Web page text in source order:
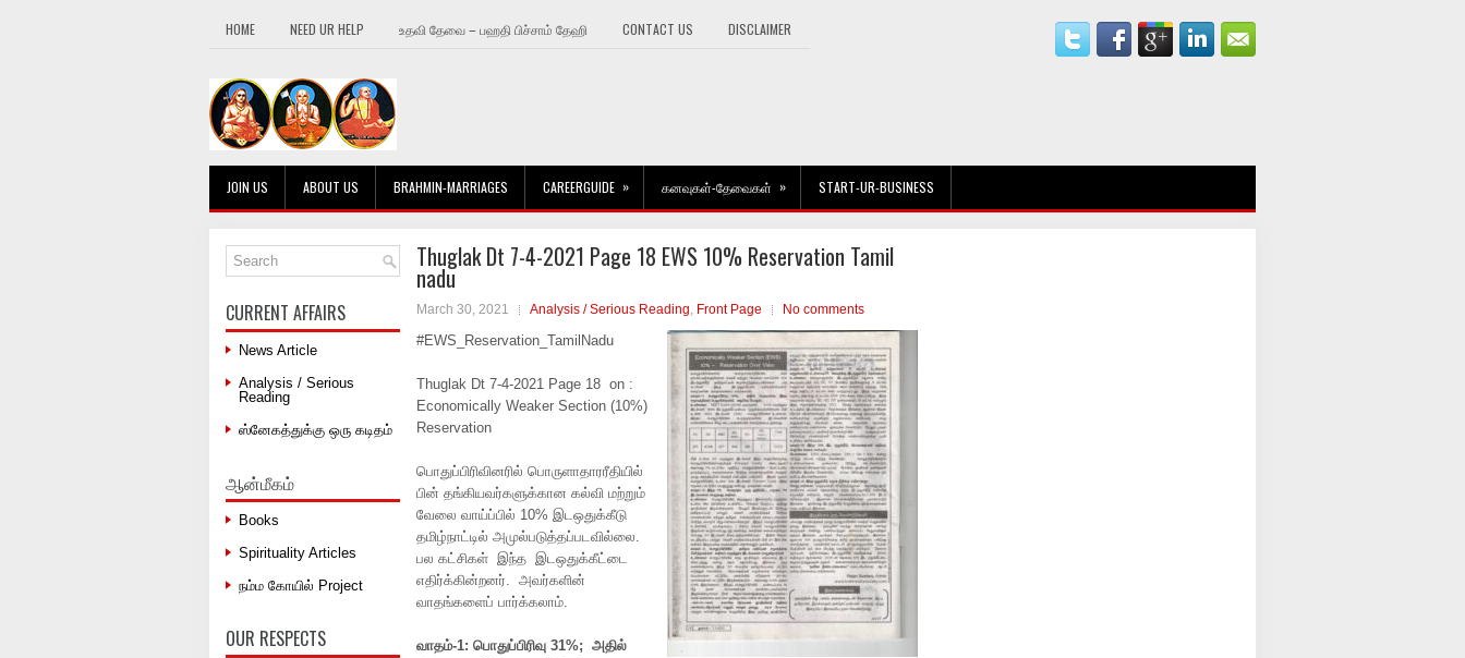
HOME NEED UR HELP உதவி தேவை – பஹதி பிச்சாம் தேஹி CONTACT US DISCLAIMER
JOIN US ABOUT US BRAHMIN-MARRIAGES CAREERGUIDE » கனவுகள்-தேவைகள் » START-UR-BUSINESS
Thuglak Dt 7-4-2021 Page 18 EWS 10% Reservation Tamil
nadu
March 30, 2021 Analysis / Serious Reading, Front Page No comments
#EWS_Reservation_TamilNadu
Thuglak Dt 7-4-2021 Page 18 on :
Economically Weaker Section (10%)
Reservation
பொதுப்பிரிவினரில் பொருளாதாரரீதியில்
பின் தங்கியவர்களுக்கான கல்வி மற்றும்
வேலை வாய்ப்பில் 10% இடஒதுக்கீடு
தமிழ்நாட்டில் அமுல்படுத்தப்படவில்லை.
பல கட்சிகள் இந்த இடஒதுக்கீட்டை
எதிர்க்கின்றனர். அவர்களின்
வாதங்களைப் பார்க்கலாம்.
வாதம்-1: பொதுப்பிரிவு 31%; அதில்
CURRENT AFFAIRS
News Article
Analysis / Serious
Reading
ஸ்னேகத்துக்கு ஒரு கடிதம்
ஆன்மீகம்
Books
Spirituality Articles
நம்ம கோயில் Project
OUR RESPECTS